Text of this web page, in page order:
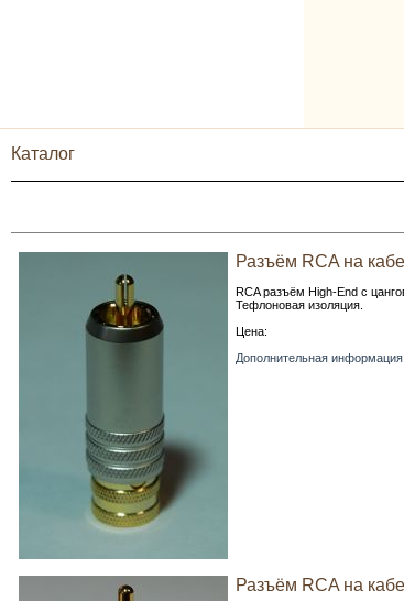
Каталог
Разъём RCA на
RCA разъём High-End c
Тефлоновая изоляция.
Цена:
Дополнительная
Разъём RCA на